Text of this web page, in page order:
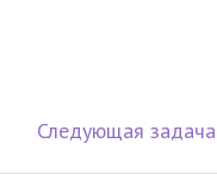
Следующая задача